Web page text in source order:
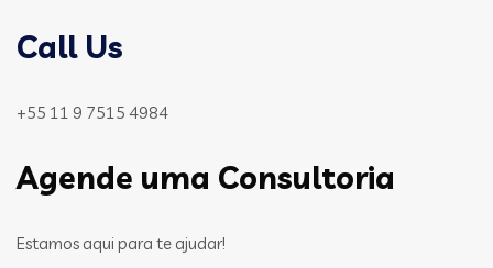
Call Us
+55 11 9 7515 4984
Agende uma Consultoria
Estamos aqui para te ajudar!